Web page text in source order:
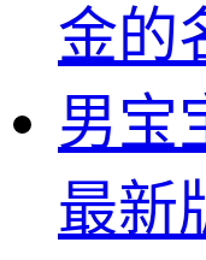
金的
男宝
最新